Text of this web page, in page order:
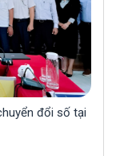
đổi số tại